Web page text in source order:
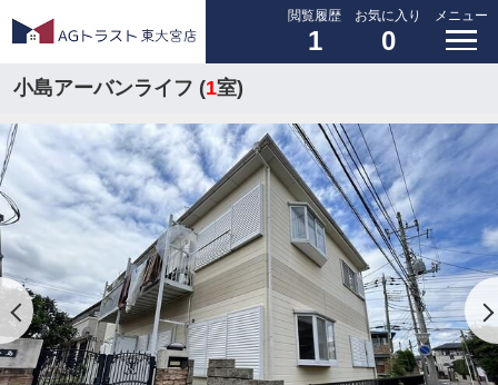
閲覧履歴
1
お気に入り
0
メニュー
小島アーバンライフ (1室)